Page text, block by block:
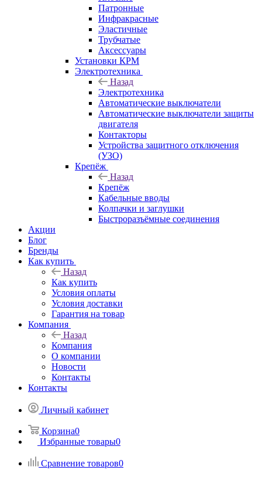
Патронные
Инфракрасные
Эластичные
Трубчатые
Аксессуары
Установки КРМ
Электротехника
Назад
Электротехника
Автоматические выключатели
Автоматические выключатели защиты
двигателя
Контакторы
Устройства защитного отключения
(УЗО)
Крепёж
Назад
Крепёж
Кабельные вводы
Колпачки и заглушки
Быстроразъёмные соединения
Акции
Блог
Бренды
Как купить
Назад
Как купить
Условия оплаты
Условия доставки
Гарантия на товар
Компания
Назад
Компания
О компании
Новости
Контакты
Контакты
Личный кабинет
Корзина0
Избранные товары0
Сравнение товаров0